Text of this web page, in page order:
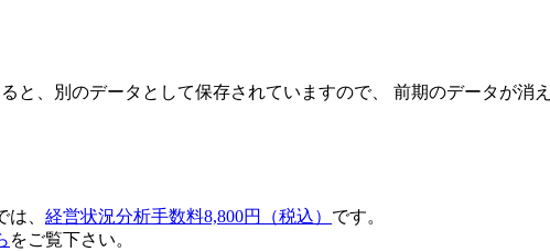
と、別のデータとして保存されていますので、 前期のデータが消
は、 経営状況分析手数料8,800円（税込） です。
をご覧下さい。